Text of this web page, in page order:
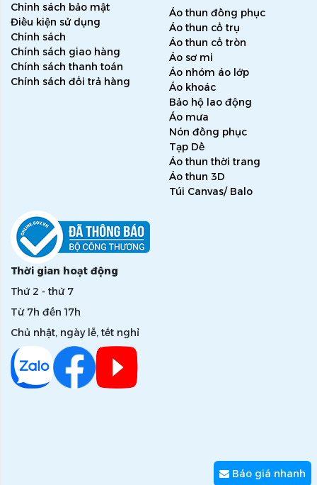
Chính sách bảo mật
Điều kiện sử dụng
Chính sách
Chính sách giao hàng
Chính sách thanh toán
Chính sách đổi trả hàng
Áo thun đồng phục
Áo thun cổ trụ
Áo thun cổ tròn
Áo sơ mi
Áo nhóm áo lớp
Áo khoác
Bảo hộ lao động
Áo mưa
Nón đồng phục
Tạp Dề
Áo thun thời trang
Áo thun 3D
Túi Canvas/ Balo
Thời gian hoạt động
Thứ 2 - thứ 7
Từ 7h đến 17h
Chủ nhật, ngày lễ, tết nghỉ
Báo giá nhanh